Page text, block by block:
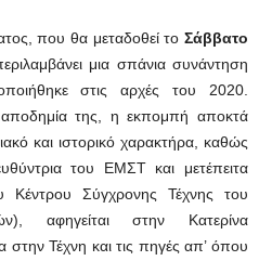
που θα μεταδοθεί τοΣάββατο
μια σπάνια συνάντηση
στις αρχές του 2020.
της, η εκπομπή αποκτά
και ιστορικό χαρακτήρα, καθώς
του ΕΜΣΤ και μετέπειτα
Κέντρου Σύγχρονης Τέχνης του
αφηγείται στην Κατερίνα
Τέχνη και τις πηγές απ’ όπου